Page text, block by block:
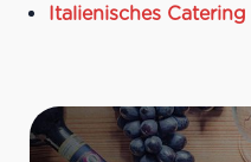
Italienisches Catering